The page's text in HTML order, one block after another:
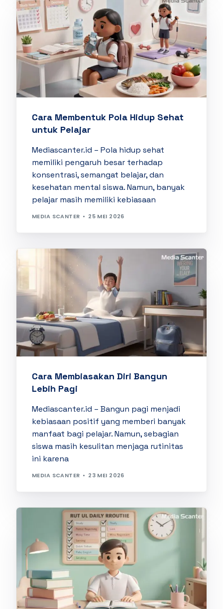
Cara Membentuk Pola Hidup Sehat
untuk Pelajar
Mediascanter.id – Pola hidup sehat
memiliki pengaruh besar terhadap
konsentrasi, semangat belajar, dan
kesehatan mental siswa. Namun, banyak
pelajar masih memiliki kebiasaan
MEDIA SCANTER 25 MEI 2026
Cara Membiasakan Diri Bangun
Lebih Pagi
Mediascanter.id – Bangun pagi menjadi
kebiasaan positif yang memberi banyak
manfaat bagi pelajar. Namun, sebagian
siswa masih kesulitan menjaga rutinitas
ini karena
MEDIA SCANTER 23 MEI 2026